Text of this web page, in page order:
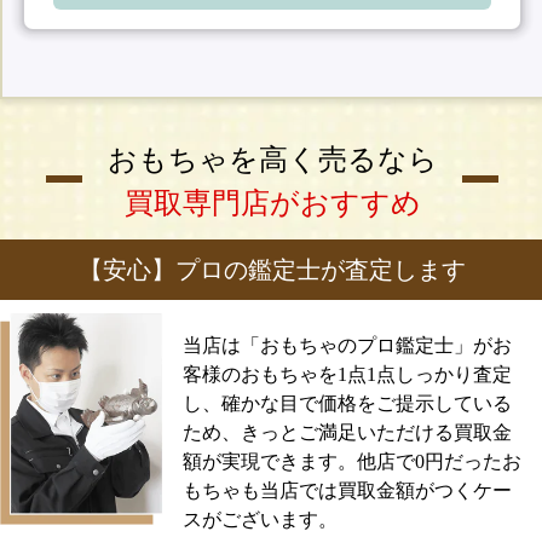
おもちゃを高く売るなら
買取専門店がおすすめ
【安心】プロの鑑定士が査定します
当店は「おもちゃのプロ鑑定士」がお
客様のおもちゃを1点1点しっかり査定
し、確かな目で価格をご提示している
ため、きっとご満足いただける買取金
額が実現できます。他店で0円だったお
もちゃも当店では買取金額がつくケー
スがございます。